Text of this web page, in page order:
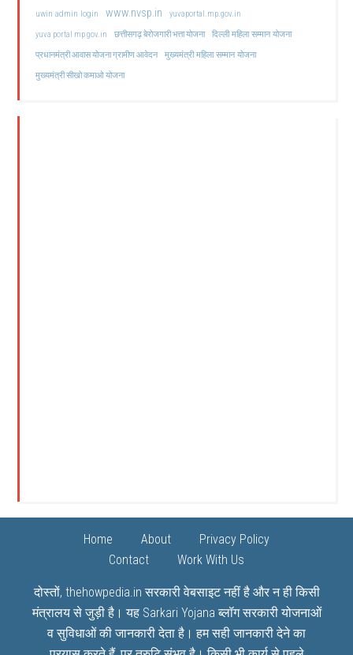
uwin admin login www.nvsp.in
yuvaportal.mp.gov.in
yuva portal mp gov.in
छत्तीसगढ़ बेरोजगारी भत्ता योजना दिल्ली महिला सम्मान योजना
प्रधानमंत्री आवास योजना ग्रामीण आवेदन मुख्यमंत्री महिला सम्मान योजना
मुख्यमंत्री सीखो कमाओ योजना
Home About
Privacy Policy
Contact
Work With Us
दोस्तों, thehowpedia.in सरकारी वेबसाइट नहीं है और न ही किसी
मंत्रालय से जुड़ी है। यह Sarkari Yojana ब्लॉग सरकारी योजनाओं
व सुविधाओं की जानकारी देता है। हम सही जानकारी देने का